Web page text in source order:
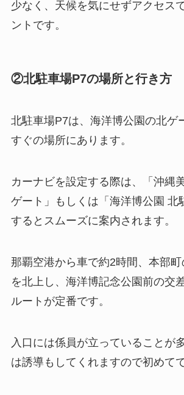
少なく、天候を気にせずアクセス
ントです。
②北駐車場P7の場所と行き方
北駐車場P7は、海洋博公園の北ゲ
すぐの場所にあります。
カーナビを設定する際は、「沖縄
ゲート」もしくは「海洋博公園 北
するとスムーズに案内されます。
那覇空港から車で約2時間、本部
を北上し、海洋博記念公園前の交
ルートが定番です。
入口には係員が立っていることが
は誘導もしてくれますので初めて